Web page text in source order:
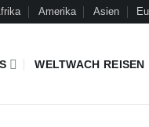
Amerika Asien
WELTWACH REISEN